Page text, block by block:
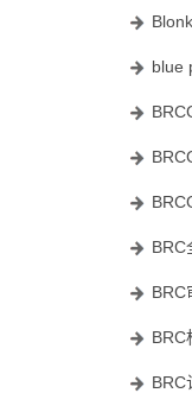
blue
BRC
BRC
BRC
BRC